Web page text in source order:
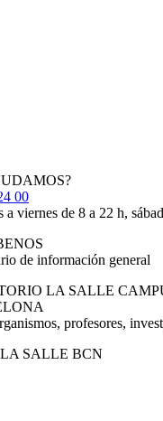
00
a viernes de 8 a 22 h,
de información general
LA SALLE
profesores,
SALLE BCN